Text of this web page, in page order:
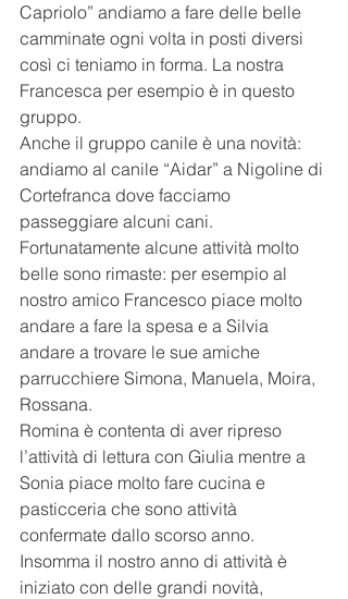
Capriolo” andiamo a fare delle belle
camminate ogni volta in posti diversi
così ci teniamo in forma. La nostra
Francesca per esempio è in questo
gruppo.
Anche il gruppo canile è una novità:
andiamo al canile “Aidar” a Nigoline di
Cortefranca dove facciamo
passeggiare alcuni cani.
Fortunatamente alcune attività molto
belle sono rimaste: per esempio al
nostro amico Francesco piace molto
andare a fare la spesa e a Silvia
andare a trovare le sue amiche
parrucchiere Simona, Manuela, Moira,
Rossana.
Romina è contenta di aver ripreso
l’attività di lettura con Giulia mentre a
Sonia piace molto fare cucina e
pasticceria che sono attività
confermate dallo scorso anno.
Insomma il nostro anno di attività è
iniziato con delle grandi novità,